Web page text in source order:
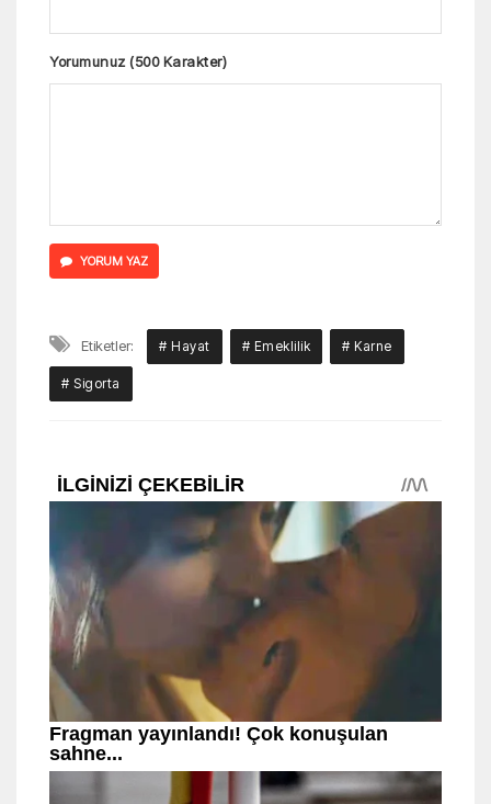
Yorumunuz (500 Karakter)
YORUM YAZ
Etiketler: # Hayat # Emeklilik # Karne
# Sigorta